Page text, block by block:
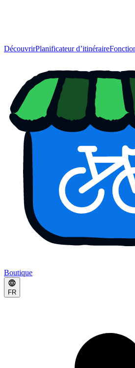
DécouvrirPlanificateur d’itinéraire
Boutique
FR